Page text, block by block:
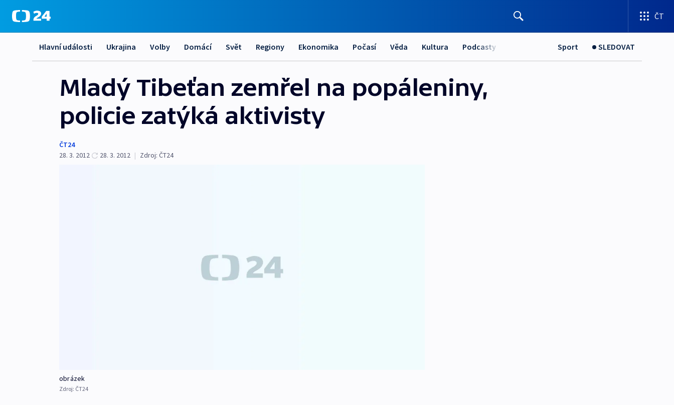
ČT
Hlavní události Ukrajina Volby Domácí Svět Regiony Ekonomika Počasí Věda Kultura Podcasty Sport SLEDOVAT
Mladý Tibeťan zemřel na popáleniny,
policie zatýká aktivisty
ČT24
28. 3. 2012
28. 3. 2012 | Zdroj: ČT24
obrázek
Zdroj: ČT24